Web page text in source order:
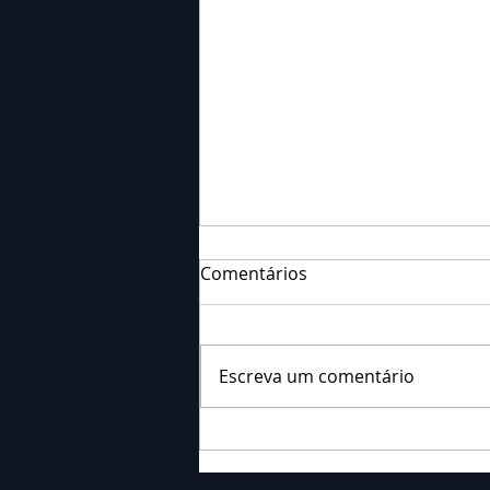
Boaventura
Comentários
Escreva um comentário